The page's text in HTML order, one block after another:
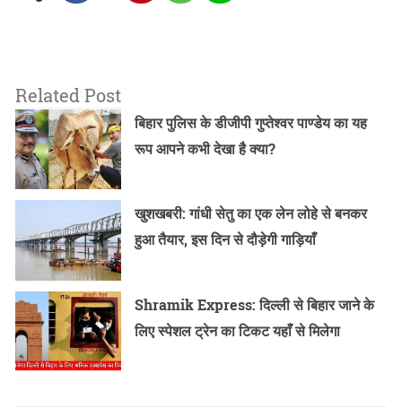
Related Post
बिहार पुलिस के डीजीपी गुप्तेश्वर पाण्डेय का यह
रूप आपने कभी देखा है क्या?
खुशखबरी: गांधी सेतु का एक लेन लोहे से बनकर
हुआ तैयार, इस दिन से दौड़ेगी गाड़ियाँ
Shramik Express: दिल्ली से बिहार जाने के
लिए स्पेशल ट्रेन का टिकट यहाँ से मिलेगा